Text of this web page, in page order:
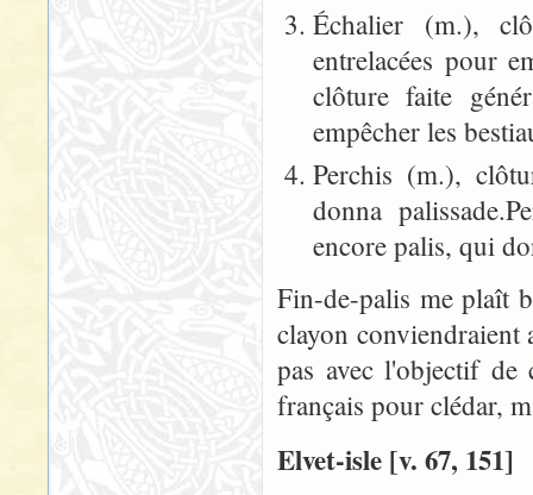
Échalier (m.),
entrelacées pour
clôture faite
empêcher les
Perchis (m.),
donna
encore palis, qui
Fin-de-palis me plaît
clayon conviendraient
pas avec l'objectif
français pour clédar,
Elvet-isle [v. 67, 151]